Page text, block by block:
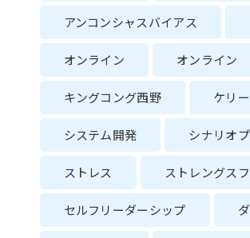
アンコンシャスバイアス
オンライン オンライン
キングコング西野 ケリ
システム開発 シナリオ
ストレス ストレングス
セルフリーダーシップ